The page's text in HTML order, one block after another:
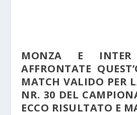
MONZA E
AFFRONTATE
MATCH VALIDO PER
NR. 30 DEL
ECCO RISULTATO E